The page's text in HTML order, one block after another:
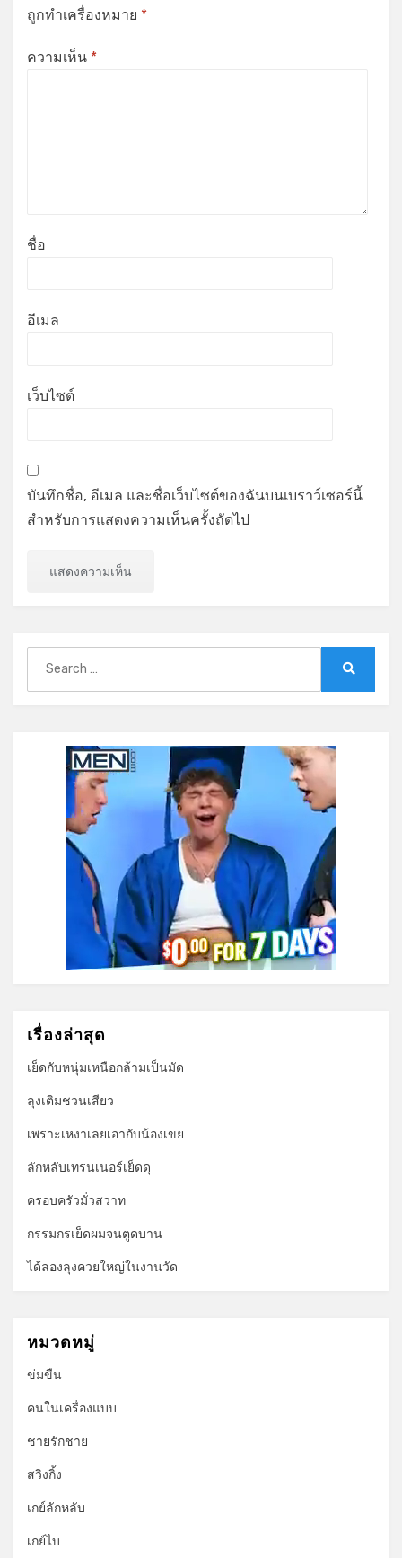
ถูกทำเครื่องหมาย *
ความเห็น *
ชื่อ
อีเมล
เว็บไซต์
บันทึกชื่อ, อีเมล และชื่อเว็บไซต์ของฉันบนเบราว์เซอร์นี้
สำหรับการแสดงความเห็นครั้งถัดไป
for:
เรื่องล่าสุด
เย็ดกับหนุ่มเหนือกล้ามเป็นมัด
ลุงเติมชวนเสียว
เพราะเหงาเลยเอากับน้องเขย
ลักหลับเทรนเนอร์เย็ดดุ
ครอบครัวมั่วสวาท
กรรมกรเย็ดผมจนตูดบาน
ได้ลองลุงควยใหญ่ในงานวัด
หมวดหมู่
ข่มขืน
คนในเครื่องแบบ
ชายรักชาย
สวิงกิ้ง
เกย์ลักหลับ
เกย์ไบ